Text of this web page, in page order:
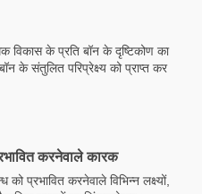
विकास के प्रति बॉन के दृष्टिकोण का
के संतुलित परिप्रेक्ष्य को प्राप्त कर
करनेवाले कारक
प्रभावित करनेवाले विभिन्न लक्ष्यों,